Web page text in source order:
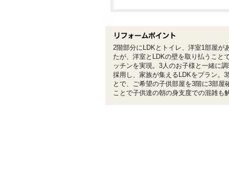
2階部分にLDKとトイレ、洋室1部屋が
たが、洋室とLDKの壁を取り払うこと
ッチンを実現。3人のお子様と一緒に
採用し、家族が集えるLDKをプラン。
とで、ご希望の子供部屋を3階に3部屋
ことで子供達の朝の身支度での混雑も解